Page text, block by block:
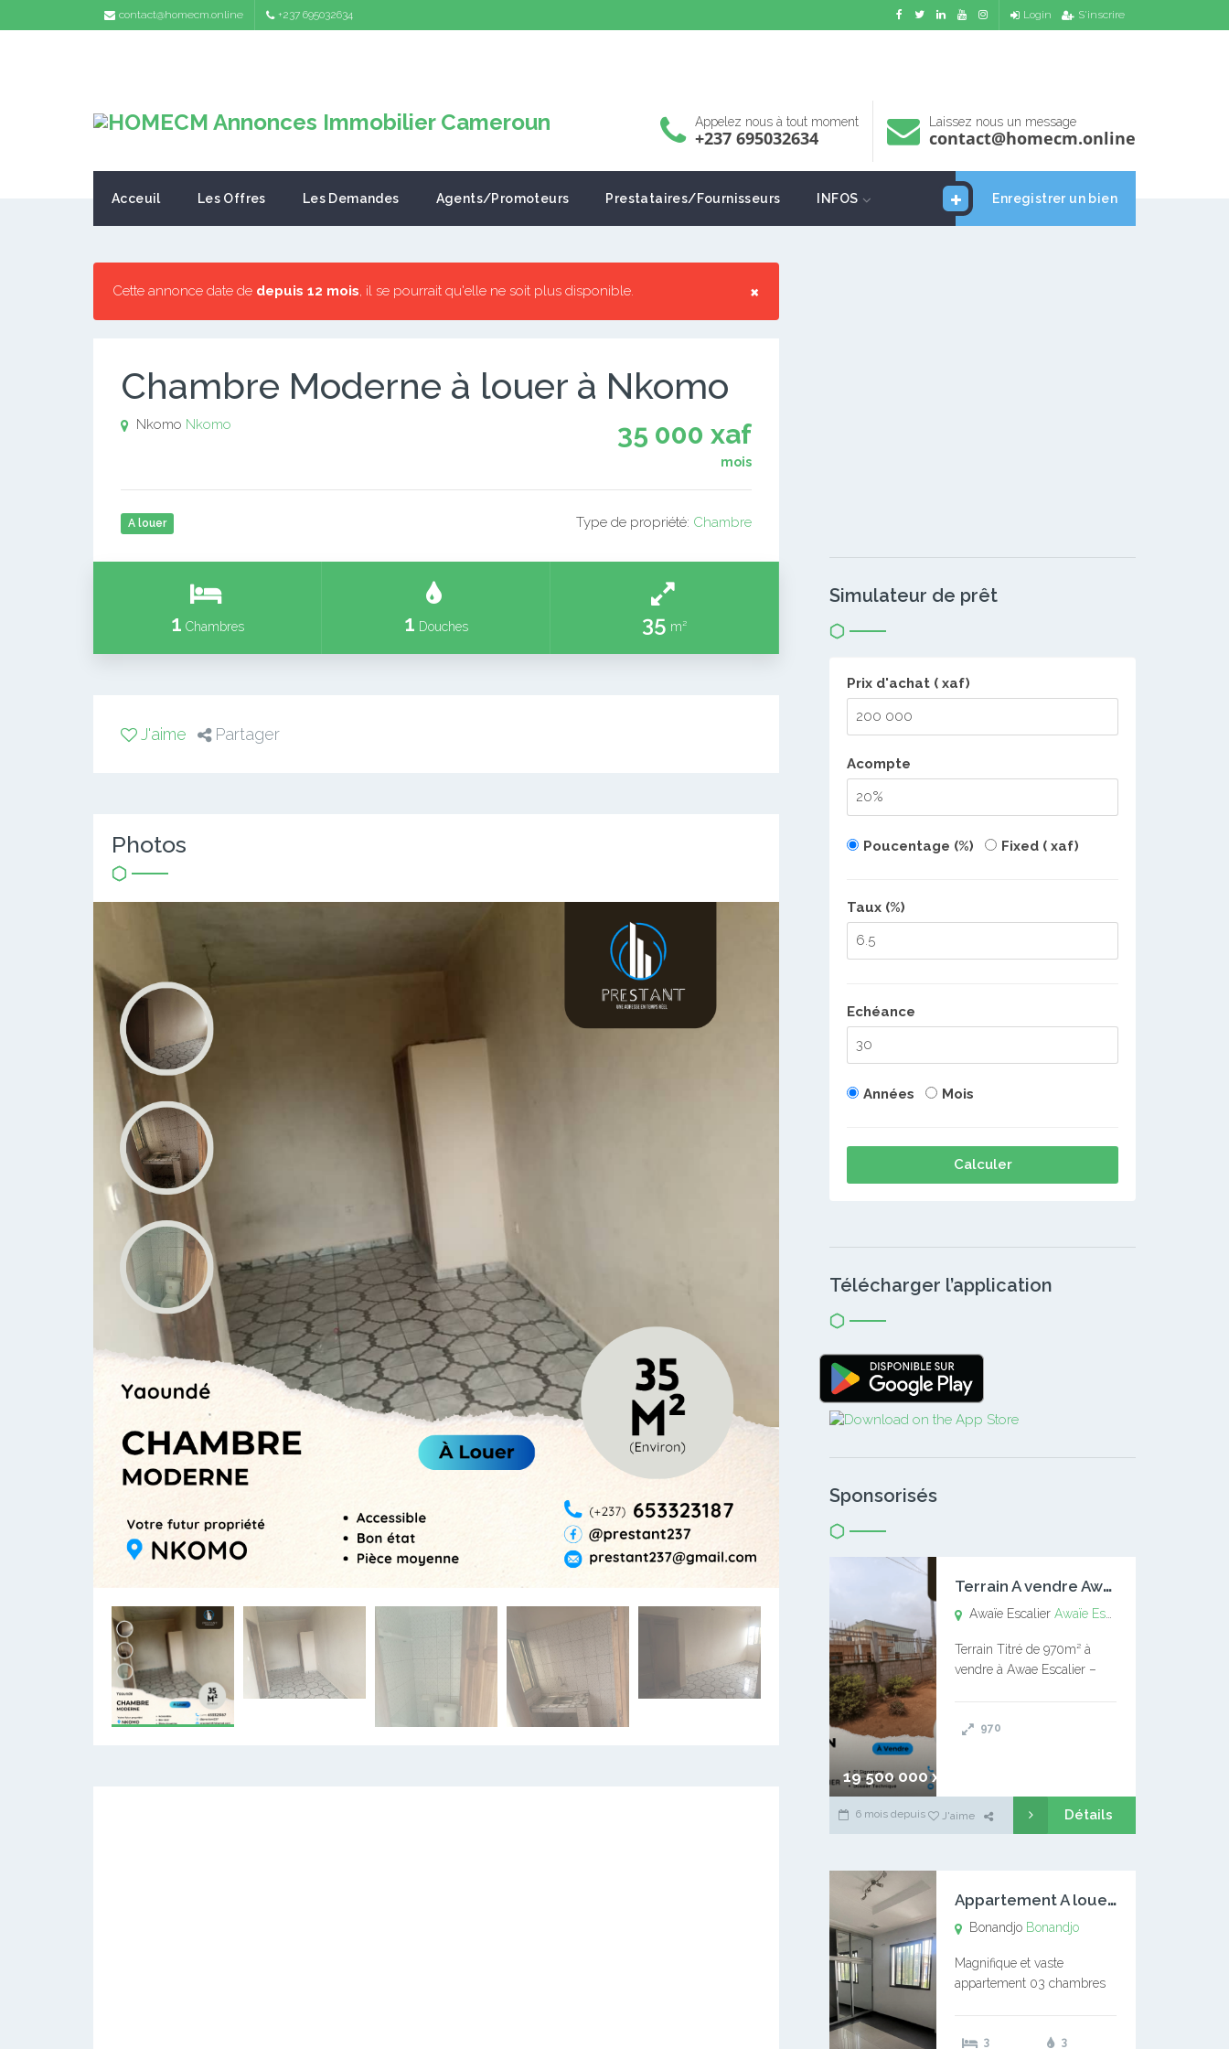
contact@homecm.online +237 695032634 Login S'inscrire
Appelez nous à tout moment
+237 695032634
Laissez nous un message
contact@homecm.online
Enregistrer un bien
Acceuil Les Offres Les Demandes Agents/Promoteurs Prestataires/Fournisseurs INFOS
×
Cette annonce date de depuis 12 mois, il se pourrait qu'elle ne soit plus disponible.
Chambre Moderne à louer à Nkomo
35 000 xaf
mois
Nkomo Nkomo
A louer Type de propriété: Chambre
1 Chambres 1 Douches 35 m²
J'aime Partager
Photos
Simulateur de prêt
Prix d'achat ( xaf)
Acompte
Poucentage (%) Fixed ( xaf)
Taux (%)
Echéance
Années Mois
Calculer
Télécharger l’application
Sponsorisés
19 500 000 xaf
T
errain A vendre Awaïe Escalier
Awaïe EscalierAwaïe Escalier
Terrain Titré de 970m² à
vendre à Awae Escalier –
l’Université Catholique –
970
6 mois depuis J'aime Détails
A
ppartement A louer Bonandjo
Bonandjo Bonandjo
Magnifique et vaste
appartement 03 chambres
douches 01 vaste salon 01
3
3